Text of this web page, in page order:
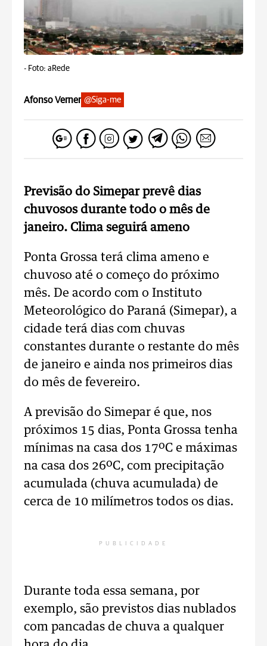
- Foto: aRede
Afonso Verner @Siga-me
Previsão do Simepar prevê dias
chuvosos durante todo o mês de
janeiro. Clima seguirá ameno
Ponta Grossa terá clima ameno e
chuvoso até o começo do próximo
mês. De acordo com o Instituto
Meteorológico do Paraná (Simepar), a
cidade terá dias com chuvas
constantes durante o restante do mês
de janeiro e ainda nos primeiros dias
do mês de fevereiro.
A previsão do Simepar é que, nos
próximos 15 dias, Ponta Grossa tenha
mínimas na casa dos 17ºC e máximas
na casa dos 26ºC, com precipitação
acumulada (chuva acumulada) de
cerca de 10 milímetros todos os dias.
PUBLICIDADE
Durante toda essa semana, por
exemplo, são previstos dias nublados
com pancadas de chuva a qualquer